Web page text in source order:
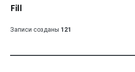
Fill
Записи созданы 121